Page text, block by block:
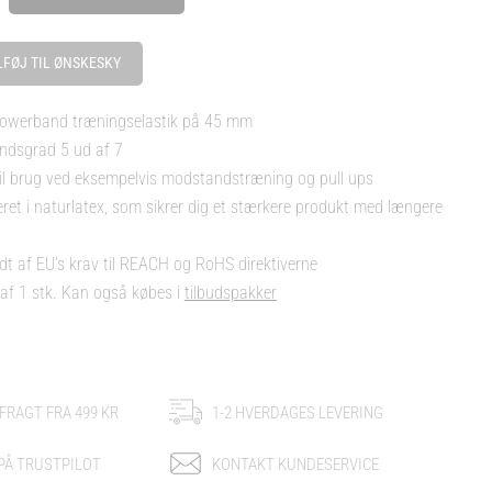
TIL ØNSKESKY
træningselastik på 45 mm
5 ud af 7
brug ved eksempelvis modstandstræning og pull ups
i naturlatex, som sikrer dig et stærkere produkt med længere
af EU’s krav til REACH og RoHS direktiverne
1 stk. Kan også købes i tilbudspakker
FRA 499 KR 1-2 HVERDAGES LEVERING
TRUSTPILOT KONTAKT KUNDESERVICE